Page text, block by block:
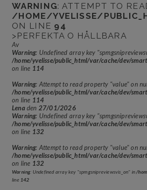
WARNING: ATTEMPT TO
/HOME/YVELISSE/
ON LINE 94
>PERFEKTA O HÅLLBARA
Av
Warning: Undefined array key
/home/yvelisse/public_html/var/cache/dev/
on line 114
Warning: Attempt to read property "value" on
/home/yvelisse/public_html/var/cache/dev/
on line 114
Lenaden 27/01/2026
Warning: Undefined array key
/home/yvelisse/public_html/var/cache/dev/
on line 132
Warning: Attempt to read property "value" on
/home/yvelisse/public_html/var/cache/dev/
on line 132
Warning: Undefined array key "spmgsnipreviewsvis_on" in/
line 142